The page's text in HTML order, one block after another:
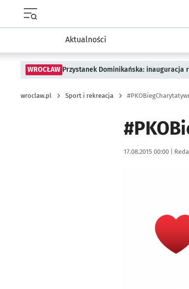
Aktualności
WROCŁAW Przystanek Dominikańska:
wroclaw.pl Sport i rekreacja
Data publikacji:
17.08.2015 00:00 |